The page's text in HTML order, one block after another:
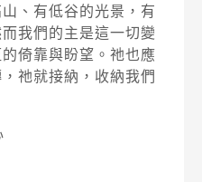
、有低谷的光景，有
我們的主是這一切變
倚靠與盼望。祂也應
祂就接納，收納我們